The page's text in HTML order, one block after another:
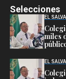
Selecciones
EL
miles
EL